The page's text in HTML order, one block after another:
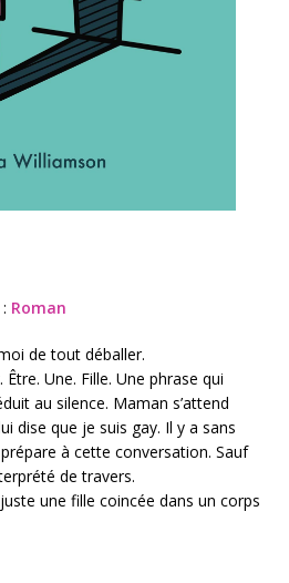
Roman
de tout déballer.
Une. Fille. Une phrase qui
au silence. Maman s’attend
dise que je suis gay. Il y a sans
à cette conversation. Sauf
de travers.
une fille coincée dans un corps